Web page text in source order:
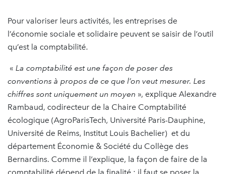
Pour valoriser leurs activités, les entreprises de
l’économie sociale et solidaire peuvent se saisir de l’outil
qu’est la comptabilité.
« La comptabilité est une façon de poser des
conventions à propos de ce que l’on veut mesurer. Les
chiffres sont uniquement un moyen », explique Alexandre
Rambaud, codirecteur de la Chaire Comptabilité
écologique (AgroParisTech, Université Paris-Dauphine,
Université de Reims, Institut Louis Bachelier) et du
département Économie & Société du Collège des
Bernardins. Comme il l’explique, la façon de faire de la